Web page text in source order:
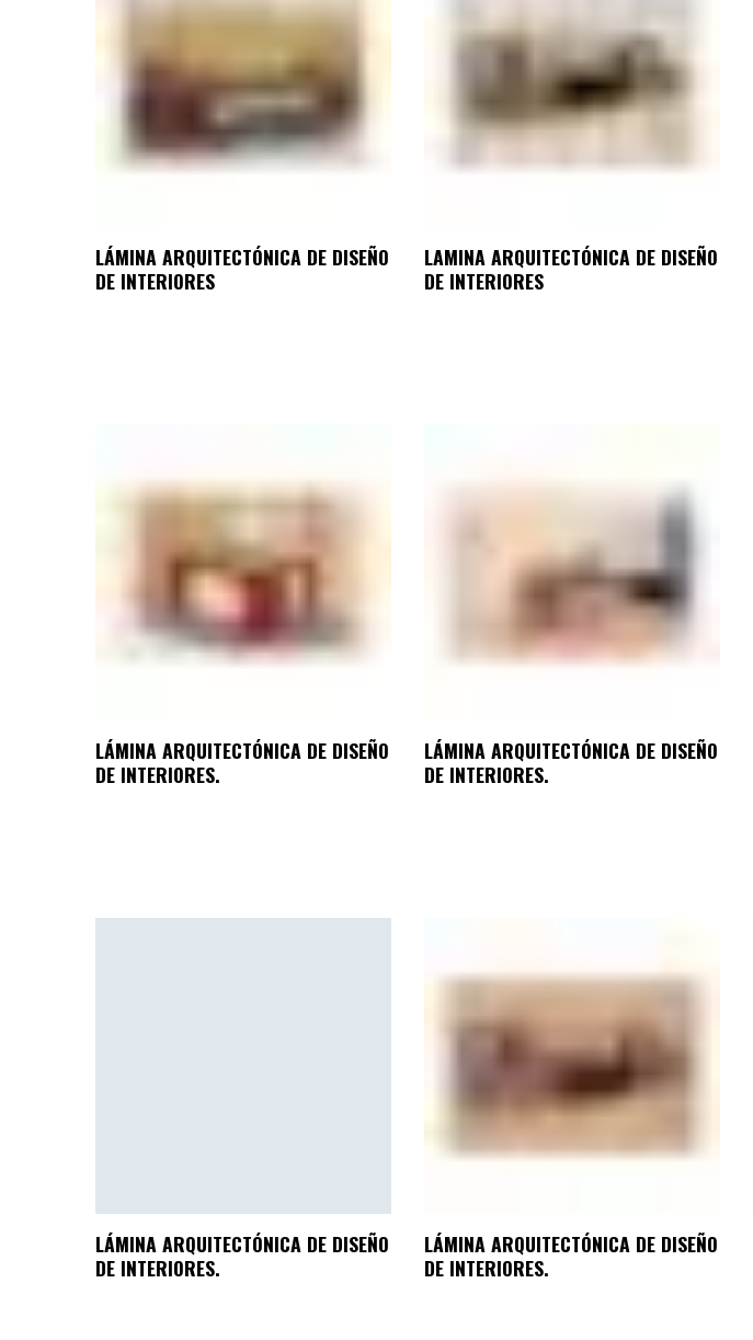
LÁMINA ARQUITECTÓNICA DE DISEÑO
DE INTERIORES
LAMINA ARQUITECTÓNICA DE DISEÑO
DE INTERIORES
LÁMINA ARQUITECTÓNICA DE DISEÑO
DE INTERIORES.
LÁMINA ARQUITECTÓNICA DE DISEÑO
DE INTERIORES.
LÁMINA ARQUITECTÓNICA DE DISEÑO
DE INTERIORES.
LÁMINA ARQUITECTÓNICA DE DISEÑO
DE INTERIORES.